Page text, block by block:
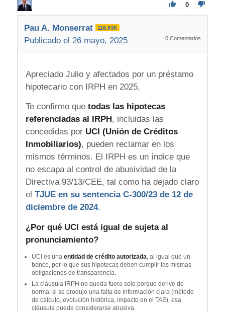
0
Pau A. Monserrat 116.63K
Publicado el 26 mayo, 2025 0 Comentarios
Apreciado Julio y afectados por un préstamo
hipotecario con IRPH en 2025,
Te confirmo que todas las hipotecas
referenciadas al IRPH , incluidas las
concedidas por UCI (Unión de Créditos
Inmobiliarios), pueden reclamar en los
mismos términos. El IRPH es un índice que
no escapa al control de abusividad de la
Directiva 93/13/CEE, tal como ha dejado claro
el TJUE en su sentencia C-300/23 de 12 de
diciembre de 2024.
¿Por qué UCI está igual de sujeta al
pronunciamiento?
UCI es una entidad de crédito autorizada, al igual que un
banco, por lo que sus hipotecas deben cumplir las mismas
obligaciones de transparencia.
La cláusula IRPH no queda fuera solo porque derive de
norma; si se produjo una falta de información clara (método
de cálculo, evolución histórica, impacto en el TAE), esa
cláusula puede considerarse abusiva.